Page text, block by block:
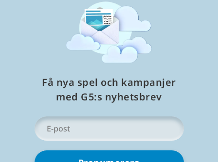
spela via Microsoft Store.
Få nya spel och kampanjer
med G5:s nyhetsbrev
Din
post